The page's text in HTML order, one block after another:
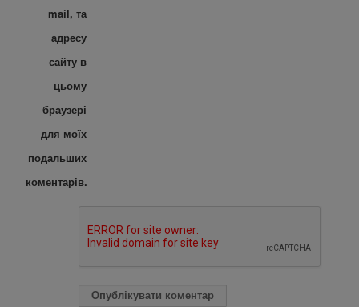
mail, та
адресу
сайту в
цьому
браузері
для моїх
подальших
коментарів.